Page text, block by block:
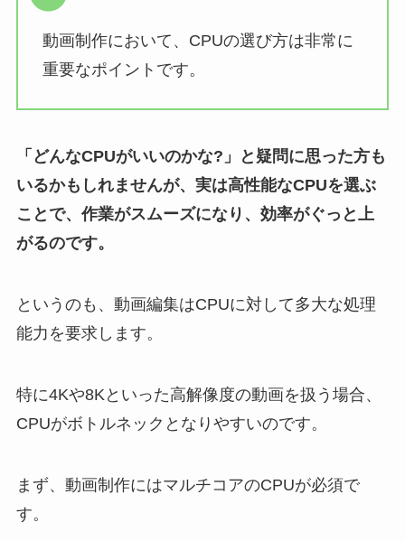
動画制作において、CPUの選び方は非常に
重要なポイントです。
「どんなCPUがいいのかな?」と疑問に思った方も
いるかもしれませんが、実は高性能なCPUを選ぶ
ことで、作業がスムーズになり、効率がぐっと上
がるのです。
というのも、動画編集はCPUに対して多大な処理
能力を要求します。
特に4Kや8Kといった高解像度の動画を扱う場合、
CPUがボトルネックとなりやすいのです。
まず、動画制作にはマルチコアのCPUが必須で
す。